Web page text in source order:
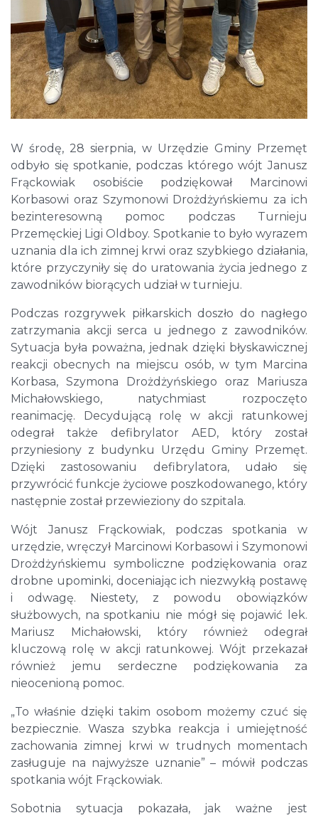
W środę, 28 sierpnia, w Urzędzie Gminy Przemęt
odbyło się spotkanie, podczas którego wójt Janusz
Frąckowiak osobiście podziękował Marcinowi
Korbasowi oraz Szymonowi Drożdżyńskiemu za ich
bezinteresowną pomoc podczas Turnieju
Przemęckiej Ligi Oldboy. Spotkanie to było wyrazem
uznania dla ich zimnej krwi oraz szybkiego działania,
które przyczyniły się do uratowania życia jednego z
zawodników biorących udział w turnieju.
Podczas rozgrywek piłkarskich doszło do nagłego
zatrzymania akcji serca u jednego z zawodników.
Sytuacja była poważna, jednak dzięki błyskawicznej
reakcji obecnych na miejscu osób, w tym Marcina
Korbasa, Szymona Drożdżyńskiego oraz Mariusza
Michałowskiego, natychmiast rozpoczęto
reanimację. Decydującą rolę w akcji ratunkowej
odegrał także defibrylator AED, który został
przyniesiony z budynku Urzędu Gminy Przemęt.
Dzięki zastosowaniu defibrylatora, udało się
przywrócić funkcje życiowe poszkodowanego, który
następnie został przewieziony do szpitala.
Wójt Janusz Frąckowiak, podczas spotkania w
urzędzie, wręczył Marcinowi Korbasowi i Szymonowi
Drożdżyńskiemu symboliczne podziękowania oraz
drobne upominki, doceniając ich niezwykłą postawę
i odwagę. Niestety, z powodu obowiązków
służbowych, na spotkaniu nie mógł się pojawić lek.
Mariusz Michałowski, który również odegrał
kluczową rolę w akcji ratunkowej. Wójt przekazał
również jemu serdeczne podziękowania za
nieocenioną pomoc.
„To właśnie dzięki takim osobom możemy czuć się
bezpiecznie. Wasza szybka reakcja i umiejętność
zachowania zimnej krwi w trudnych momentach
zasługuje na najwyższe uznanie” – mówił podczas
spotkania wójt Frąckowiak.
Sobotnia sytuacja pokazała, jak ważne jest